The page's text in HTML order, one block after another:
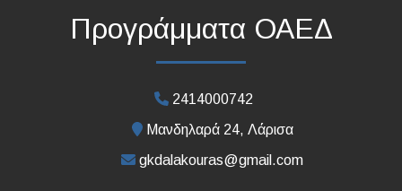
Προγράμματα ΟΑΕΔ
2414000742
Μανδηλαρά 24, Λάρισα
gkdalakouras@gmail.com